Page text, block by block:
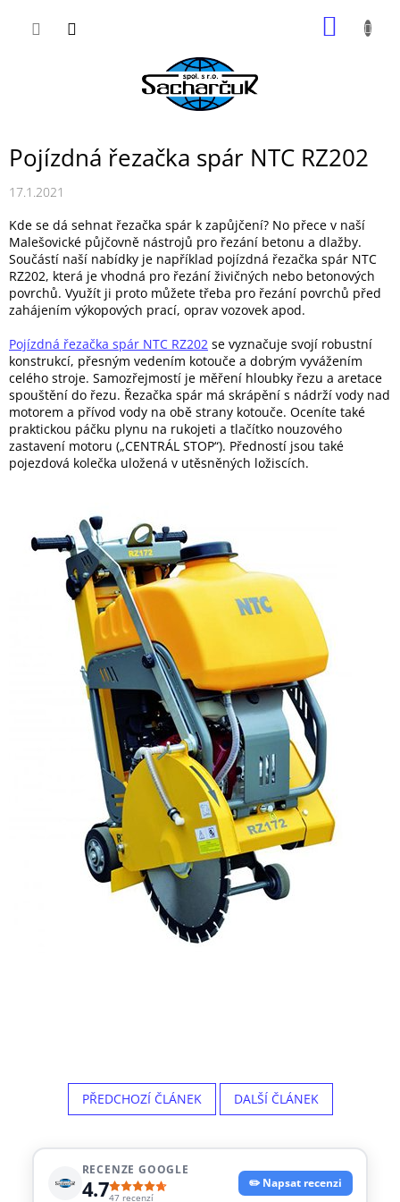
Pojízdná řezačka spár NTC RZ202
17.1.2021
Kde se dá sehnat řezačka spár k zapůjčení? No přece v naší
Malešovické půjčovně nástrojů pro řezání betonu a dlažby.
Součástí naší nabídky je například pojízdná řezačka spár NTC
RZ202, která je vhodná pro řezání živičných nebo betonových
povrchů. Využít ji proto můžete třeba pro řezání povrchů před
zahájením výkopových prací, oprav vozovek apod.
Pojízdná řezačka spár NTC RZ202 se vyznačuje svojí robustní
konstrukcí, přesným vedením kotouče a dobrým vyvážením
celého stroje. Samozřejmostí je měření hloubky řezu a aretace
spouštění do řezu. Řezačka spár má skrápění s nádrží vody nad
motorem a přívod vody na obě strany kotouče. Oceníte také
praktickou páčku plynu na rukojeti a tlačítko nouzového
zastavení motoru („CENTRÁL STOP“). Předností jsou také
pojezdová kolečka uložená v utěsněných ložiscích.
PŘEDCHOZÍ ČLÁNEK DALŠÍ ČLÁNEK
RECENZE GOOGLE
4.747 recenzí
✏️ Napsat recenzi